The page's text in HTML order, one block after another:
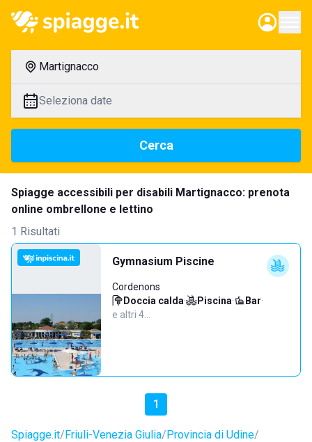
Martignacco
Seleziona date
Cerca
Spiagge accessibili per disabili Martignacco: prenota
online ombrellone e lettino
1 Risultati
Gymnasium Piscine
Cordenons
Doccia calda· Piscina· Bar·
e altri 4…
1
Spiagge.it Friuli-Venezia Giulia Provincia di Udine